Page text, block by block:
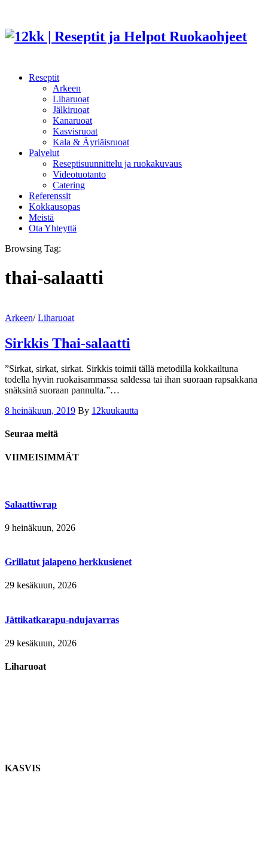
Reseptit
Arkeen
Liharuoat
Jälkiruoat
Kanaruoat
Kasvisruoat
Kala & Äyriäisruoat
Palvelut
Reseptisuunnittelu ja ruokakuvaus
Videotuotanto
Catering
Referenssit
Kokkausopas
Meistä
Ota Yhteyttä
Browsing Tag:
thai-salaatti
Arkeen/ Liharuoat
Sirkkis Thai-salaatti
”Sirkat, sirkat, sirkat. Sirkkis toimii tällä metodilla kokkailtuna
todella hyvin ruokaisammassa saldessa tai ihan suoraan rapsakkana
snäksinä suoraan pannulta.”…
8 heinäkuun, 2019 By 12kuukautta
Seuraa meitä
VIIMEISIMMÄT
Salaattiwrap
9 heinäkuun, 2026
Grillatut jalapeno herkkusienet
29 kesäkuun, 2026
Jättikatkarapu-ndujavarras
29 kesäkuun, 2026
Liharuoat
KASVIS